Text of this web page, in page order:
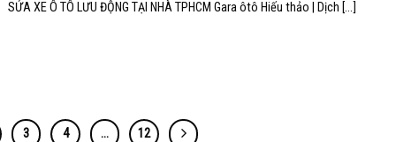
SỬA XE Ô TÔ LƯU ĐỘNG TẠI NHÀ TPHCM Gara ôtô Hiếu thảo | Dịch [...]
3 4 … 12